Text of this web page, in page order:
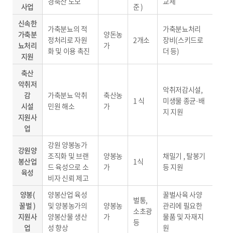
사업
준 )
신속한
가축분
뇨처리
지원
가축분뇨의 적
정처리로 자원
화 및 이용 촉진
양돈농
가
2개소
가축분뇨처리
장비(스키드로
더 등)
축산
악취저
감
시설
지원사
업
가축분뇨 악취
민원 해소
축산농
가
1 식
악취저감시설,
미생물 종균·배
지 지원
강원양
봉산업
육성
강원 양봉농가
조직화 및 브랜
드 육성으로 소
비자 신뢰 제고
양봉농
가
1식
채밀기 , 탈봉기
등 지원
양봉(
꿀벌 )
지원사
업
양봉산업 육성
및 양봉농가의
양봉산물 생산
성 향상
양봉농
가
벌통,
소초광
등
꿀벌사육 사양
관리에 필요한
물품 및 자재지
원